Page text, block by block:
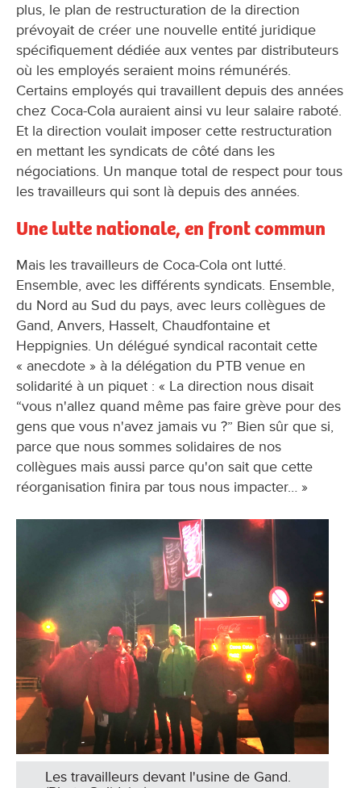
plus, le plan de restructuration de la direction
prévoyait de créer une nouvelle entité juridique
spécifiquement dédiée aux ventes par distributeurs
où les employés seraient moins rémunérés.
Certains employés qui travaillent depuis des années
chez Coca-Cola auraient ainsi vu leur salaire raboté.
Et la direction voulait imposer cette restructuration
en mettant les syndicats de côté dans les
négociations. Un manque total de respect pour tous
les travailleurs qui sont là depuis des années.
Une lutte nationale, en front commun
Mais les travailleurs de Coca-Cola ont lutté.
Ensemble, avec les différents syndicats. Ensemble,
du Nord au Sud du pays, avec leurs collègues de
Gand, Anvers, Hasselt, Chaudfontaine et
Heppignies. Un délégué syndical racontait cette
« anecdote » à la délégation du PTB venue en
solidarité à un piquet : « La direction nous disait
“vous n'allez quand même pas faire grève pour des
gens que vous n'avez jamais vu ?” Bien sûr que si,
parce que nous sommes solidaires de nos
collègues mais aussi parce qu'on sait que cette
réorganisation finira par tous nous impacter… »
Les travailleurs devant l'usine de Gand.